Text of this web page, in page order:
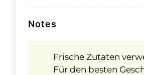
Notes
Frische Zutaten
Für den besten